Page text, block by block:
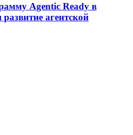
Agentic Ready в
агентской